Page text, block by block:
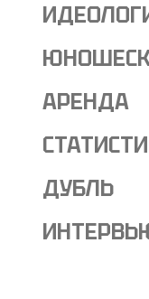
АРЕНДА
ДУБЛЬ